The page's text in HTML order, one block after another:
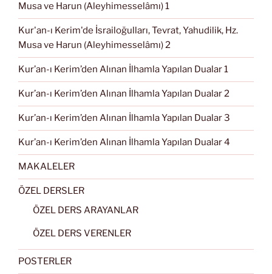
Musa ve Harun (Aleyhimesselâmı) 1
Kur'an-ı Kerim'de İsrailoğulları, Tevrat, Yahudilik, Hz.
Musa ve Harun (Aleyhimesselâmı) 2
Kur’an-ı Kerim’den Alınan İlhamla Yapılan Dualar 1
Kur’an-ı Kerim’den Alınan İlhamla Yapılan Dualar 2
Kur’an-ı Kerim’den Alınan İlhamla Yapılan Dualar 3
Kur’an-ı Kerim’den Alınan İlhamla Yapılan Dualar 4
MAKALELER
ÖZEL DERSLER
ÖZEL DERS ARAYANLAR
ÖZEL DERS VERENLER
POSTERLER